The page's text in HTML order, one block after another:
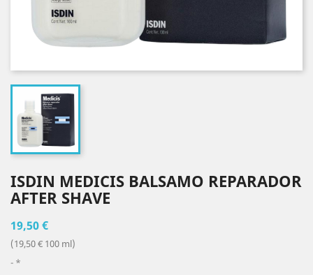
ISDIN MEDICIS BALSAMO REPARADOR
AFTER SHAVE
19,50 €
(19,50 € 100 ml)
*